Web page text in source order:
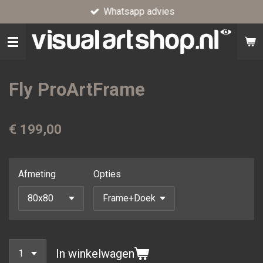
direct
naar
Whatsapp advies
Fly ProArtFrame
€ 199,00
Afmeting Opties
In winkelwagen